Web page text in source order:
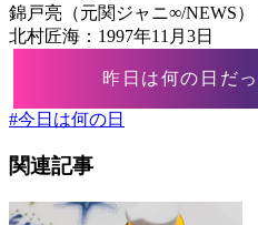
錦戸亮（元関ジャニ∞/NEWS）
北村匠海：1997年11月3日
昨日は何の日だ
#今日は何の日
関連記事